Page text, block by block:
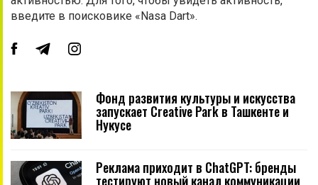
введите в поисковике «Nasa Dart».
Фонд развития культуры и искусства
запускает Creative Park в Ташкенте и
Нукусе
Реклама приходит в ChatGPT: бренды
тестируют новый канал коммуникации